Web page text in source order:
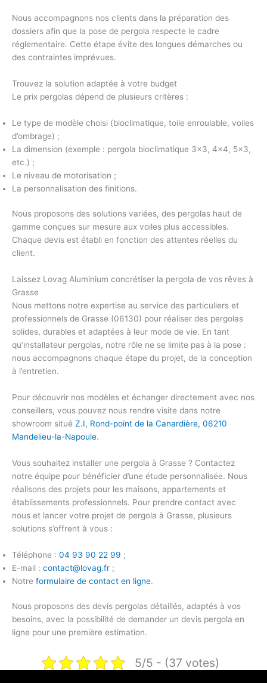
Nous accompagnons nos clients dans la préparation des
dossiers afin que la pose de pergola respecte le cadre
réglementaire. Cette étape évite des longues démarches ou
des contraintes imprévues.
Trouvez la solution adaptée à votre budget
Le prix pergolas dépend de plusieurs critères :
Le type de modèle choisi (bioclimatique, toile enroulable, voiles
d’ombrage) ;
La dimension (exemple : pergola bioclimatique 3×3, 4×4, 5×3,
etc.) ;
Le niveau de motorisation ;
La personnalisation des finitions.
Nous proposons des solutions variées, des pergolas haut de
gamme conçues sur mesure aux voiles plus accessibles.
Chaque devis est établi en fonction des attentes réelles du
client.
Laissez Lovag Aluminium concrétiser la pergola de vos rêves à
Grasse
Nous mettons notre expertise au service des particuliers et
professionnels de Grasse (06130) pour réaliser des pergolas
solides, durables et adaptées à leur mode de vie. En tant
qu’installateur pergolas, notre rôle ne se limite pas à la pose :
nous accompagnons chaque étape du projet, de la conception
à l’entretien.
Pour découvrir nos modèles et échanger directement avec nos
conseillers, vous pouvez nous rendre visite dans notre
showroom situé Z.I, Rond-point de la Canardière, 06210
Mandelieu-la-Napoule.
Vous souhaitez installer une pergola à Grasse ? Contactez
notre équipe pour bénéficier d’une étude personnalisée. Nous
réalisons des projets pour les maisons, appartements et
établissements professionnels. Pour prendre contact avec
nous et lancer votre projet de pergola à Grasse, plusieurs
solutions s’offrent à vous :
Téléphone : 04 93 90 22 99 ;
E-mail : contact@lovag.fr ;
Notre formulaire de contact en ligne.
Nous proposons des devis pergolas détaillés, adaptés à vos
besoins, avec la possibilité de demander un devis pergola en
ligne pour une première estimation.
5/5 - (37 votes)